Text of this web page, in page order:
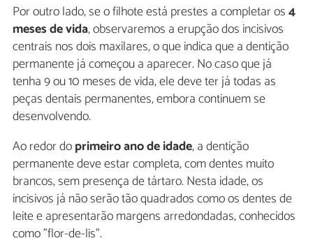
Por outro lado, se o filhote está prestes a completar os4
meses de vida, observaremos a erupção dos incisivos
centrais nos dois maxilares, o que indica que a dentição
permanente já começou a aparecer. No caso que já
tenha 9 ou 10 meses de vida, ele deve ter já todas as
peças dentais permanentes, embora continuem se
desenvolvendo.
Ao redor doprimeiro ano de idade, a dentição
permanente deve estar completa, com dentes muito
brancos, sem presença de tártaro. Nesta idade, os
incisivos já não serão tão quadrados como os dentes de
leite e apresentarão margens arredondadas, conhecidos
como "flor-de-lis".